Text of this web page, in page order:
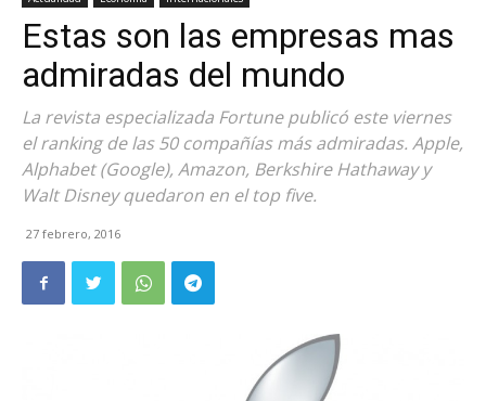
Estas son las empresas mas
admiradas del mundo
La revista especializada Fortune publicó este viernes
el ranking de las 50 compañías más admiradas. Apple,
Alphabet (Google), Amazon, Berkshire Hathaway y
Walt Disney quedaron en el top five.
27 febrero, 2016